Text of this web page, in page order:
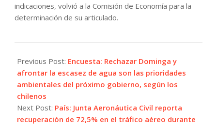
indicaciones, volvió a la Comisión de Economía para la
determinación de su articulado.
12-
22
Previous Post: Encuesta: Rechazar Dominga y
afrontar la escasez de agua son las prioridades
ambientales del próximo gobierno, según los
chilenos
Next Post: País: Junta Aeronáutica Civil reporta
recuperación de 72,5% en el tráfico aéreo durante